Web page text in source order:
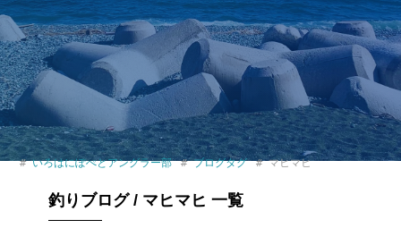
いろはにぽぺとアングラー部 ブログタグ マヒマヒ
釣りブログ / マヒマヒ 一覧